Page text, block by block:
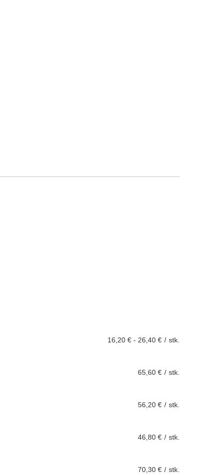
16,20 € - 26,40 € / stk.
65,60 € / stk.
56,20 € / stk.
46,80 € / stk.
70,30 € / stk.